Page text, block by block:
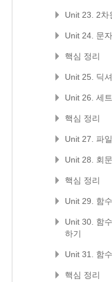
Unit 23. 2차
Unit 24. 문
핵심 정리
Unit 25. 딕
Unit 26. 세
핵심 정리
Unit 27. 파
Unit 28. 회
핵심 정리
Unit 29. 함
Unit 30. 함
하기
Unit 31. 함
핵심 정리